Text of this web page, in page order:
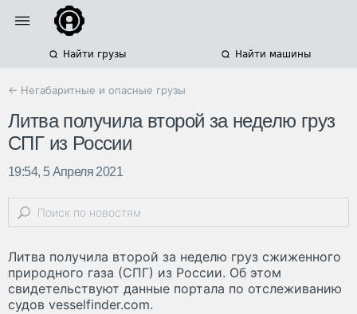
Найти грузы Найти машины
← Негабаритные и опасные грузы
Литва получила второй за неделю груз
СПГ из России
19:54, 5 Апреля 2021
Литва получила второй за неделю груз сжиженного
природного газа (СПГ) из России. Об этом
свидетельствуют данные портала по отслеживанию
судов vesselfinder.com.